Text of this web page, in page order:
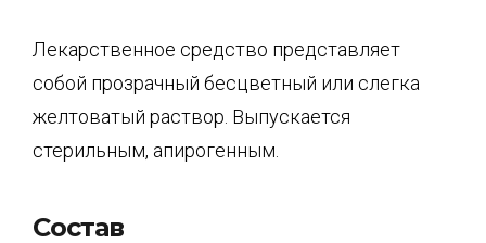
Лекарственное средство представляет
собой прозрачный бесцветный или слегка
желтоватый раствор. Выпускается
стерильным, апирогенным.
Состав